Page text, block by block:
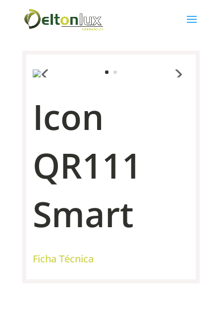
Icon
QR111
Smart
Ficha Técnica